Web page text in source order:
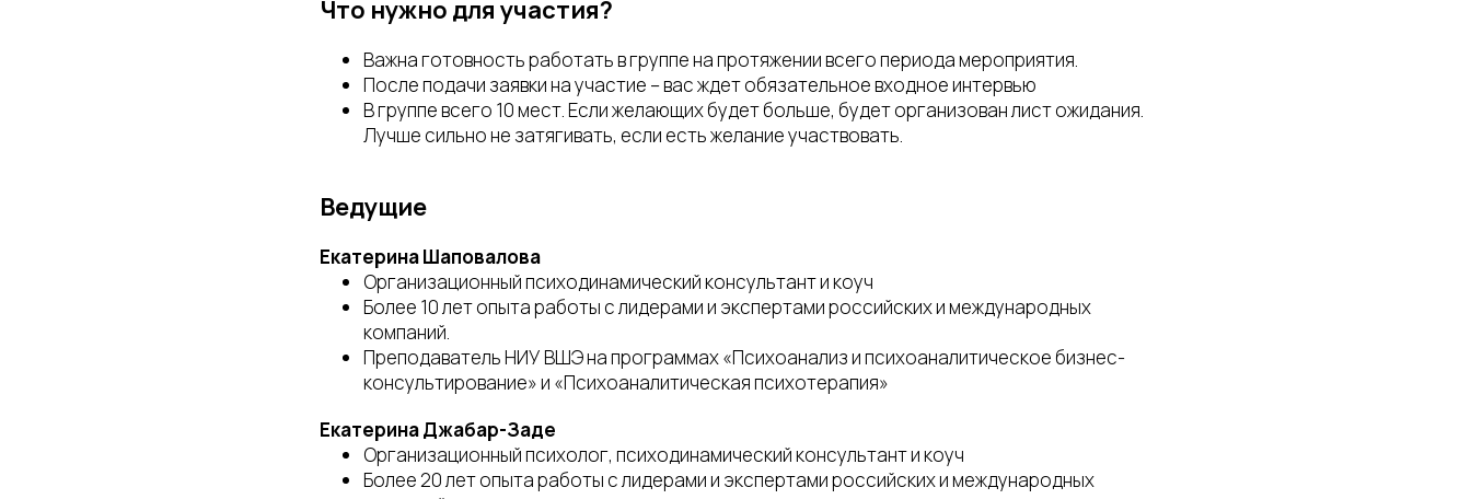
Что нужно для участия?
Важна готовность работать в группе на протяжении всего периода мероприятия.
После подачи заявки на участие – вас ждет обязательное входное интервью
В группе всего 10 мест. Если желающих будет больше, будет организован лист ожидания.
Лучше сильно не затягивать, если есть желание участвовать.
Ведущие
Екатерина Шаповалова
Организационный психодинамический консультант и коуч
Более 10 лет опыта работы с лидерами и экспертами российских и международных
компаний.
Преподаватель НИУ ВШЭ на программах «Психоанализ и психоаналитическое бизнес-
консультирование» и «Психоаналитическая психотерапия»
Екатерина Джабар-Заде
Организационный психолог, психодинамический консультант и коуч
Более 20 лет опыта работы с лидерами и экспертами российских и международных